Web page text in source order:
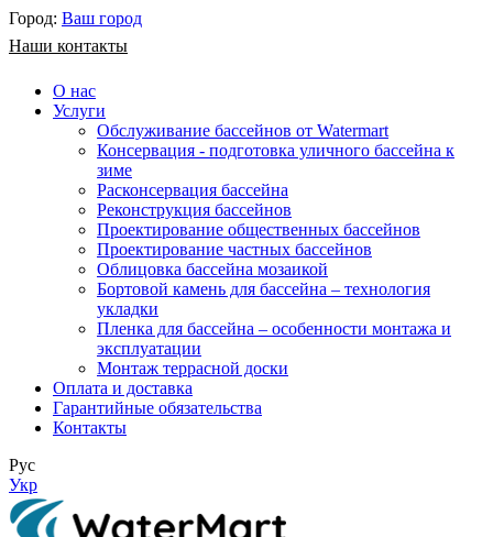
Город: Ваш город
Наши контакты
О нас
Услуги
Обслуживание бассейнов от Watermart
Консервация - подготовка уличного бассейна к
зиме
Расконсервация бассейна
Реконструкция бассейнов
Проектирование общественных бассейнов
Проектирование частных бассейнов
​Облицовка бассейна мозаикой
Бортовой камень для бассейна – технология
укладки
Пленка для бассейна – особенности монтажа и
эксплуатации
Монтаж террасной доски
Оплата и доставка
Гарантийные обязательства
Контакты
Рус
Укр